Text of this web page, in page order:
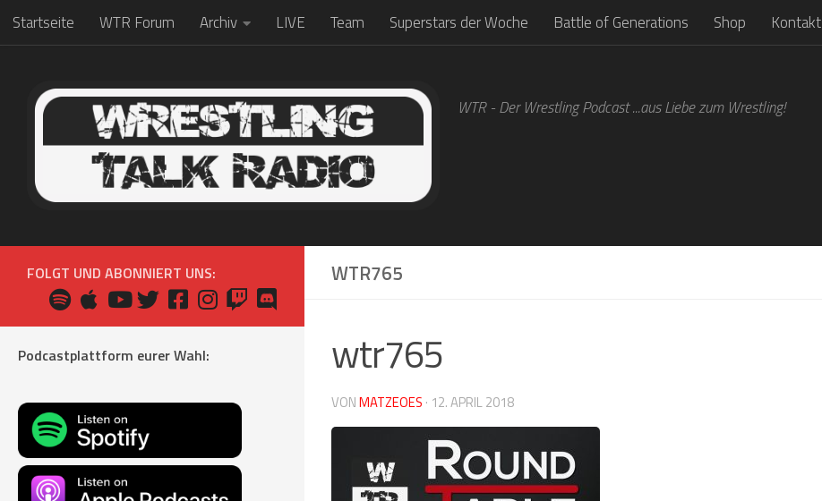
Zum Inhalt springen
Startseite WTR Forum Archiv LIVE Team Superstars der Woche Battle of Generations Shop Kontakt
WTR - Der Wrestling Podcast ...aus Liebe zum Wrestling!
WTR765
wtr765
VONMATZEOES · 12. APRIL 2018
FOLGT UND ABONNIERT UNS:
Podcastplattform eurer Wahl: